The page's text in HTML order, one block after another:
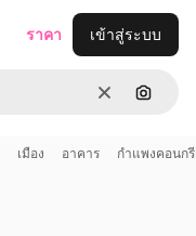
ชัดเจนค้นหา
ราคา เข้าสู่ระบบ
เมือง อาคาร กำแพงคอนก